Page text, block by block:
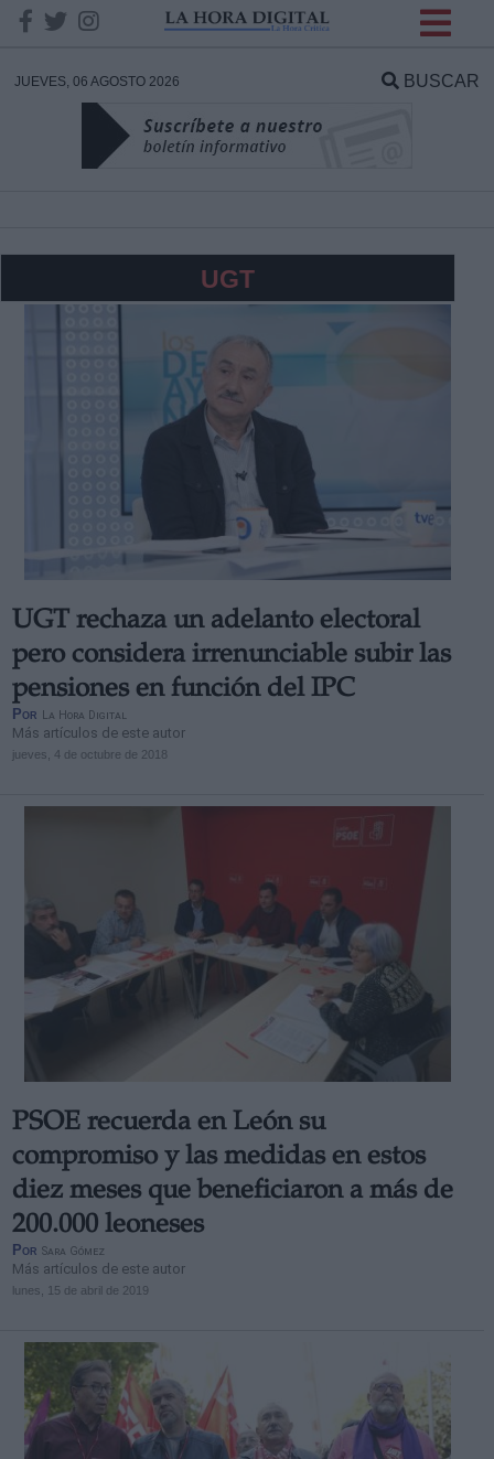
JUEVES, 06 AGOSTO 2026 BUSCAR
UGT
UGT rechaza un adelanto electoral
pero considera irrenunciable subir las
pensiones en función del IPC
Por La Hora Digital
Más artículos de este autor
jueves, 4 de octubre de 2018
PSOE recuerda en León su
compromiso y las medidas en estos
diez meses que beneficiaron a más de
200.000 leoneses
Por Sara Gómez
Más artículos de este autor
lunes, 15 de abril de 2019
DATOS
Responsable:
Destinatarios:
link
Información adicional
link